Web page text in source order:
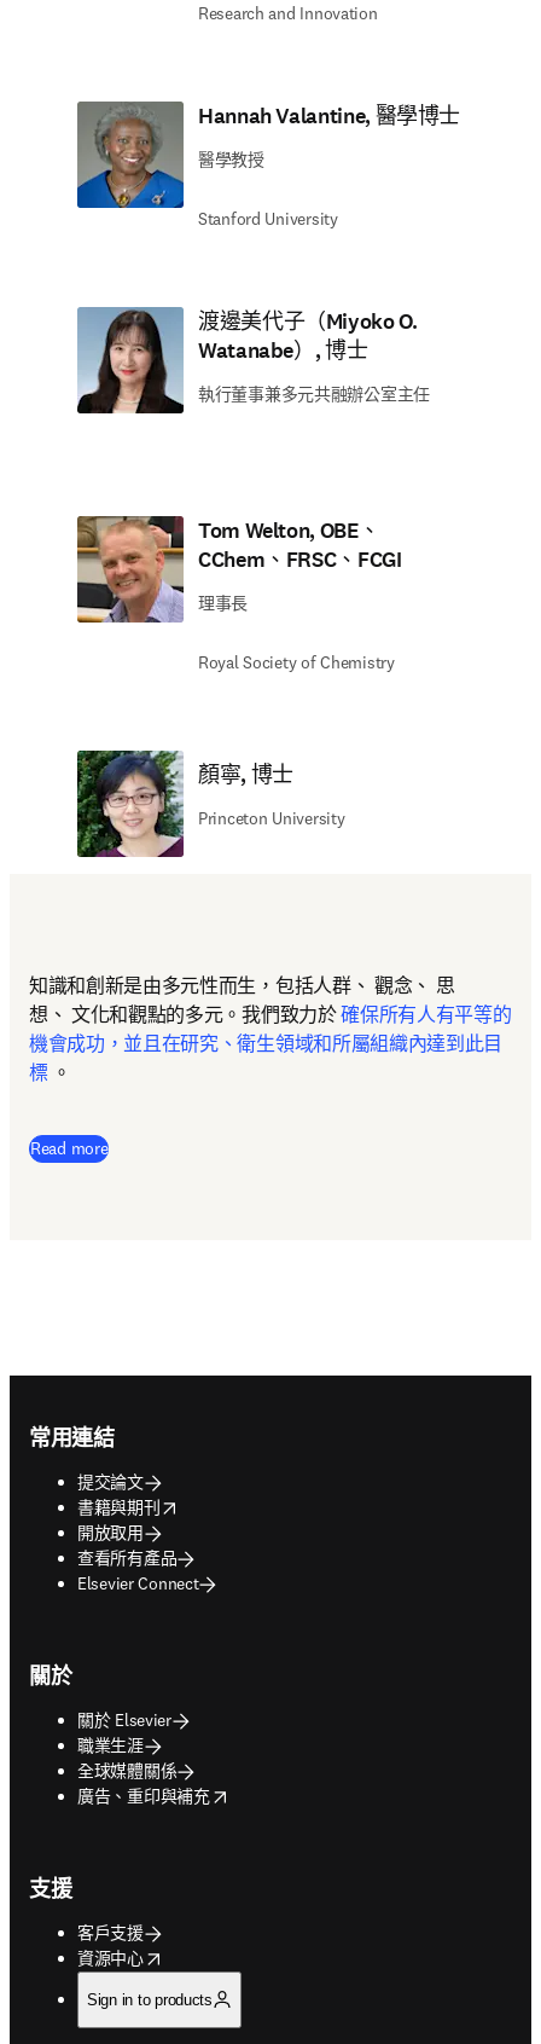
Research and Innovation
Hannah Valantine, 醫學博士
醫學教授
Stanford University
渡邊美代子（Miyoko O.
Watanabe）, 博士
執行董事兼多元共融辦公室主任
Tom Welton, OBE、
CChem、FRSC、FCGI
理事長
Royal Society of Chemistry
顏寧, 博士
Princeton University
知識和創新是由多元性而生，包括人群、 觀念、 思
想、 文化和觀點的多元。我們致力於 確保所有人有平等的
機會成功，並且在研究、衛生領域和所屬組織內達到此目
標 。
Read more
常用連結
提交論文
書籍與期刊
opens in new tab/window
開放取用
查看所有產品
Elsevier Connect
關於
關於 Elsevier
職業生涯
全球媒體關係
廣告、重印與補充
opens in new tab/window
支援
客戶支援
資源中心
opens in new tab/window
Sign in to products